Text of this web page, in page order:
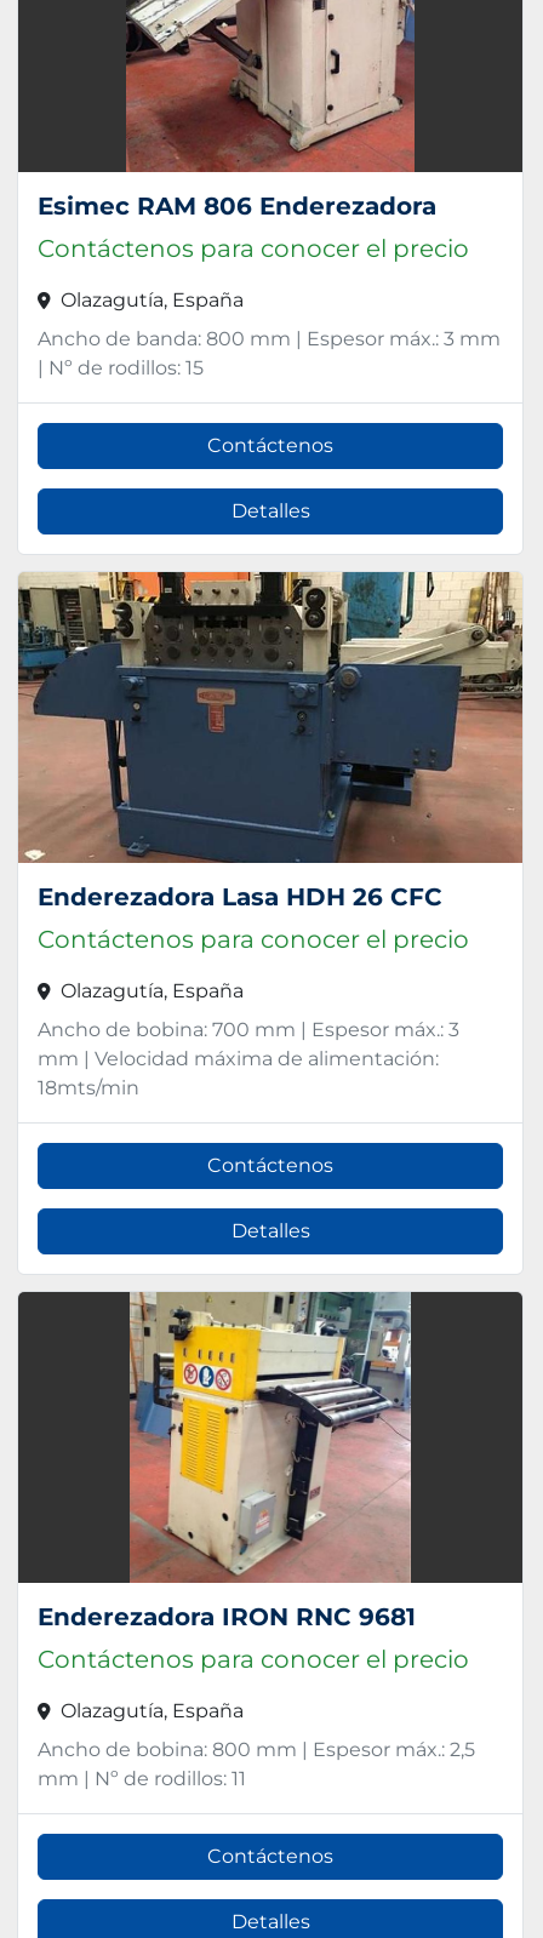
Esimec RAM 806 Enderezadora
Contáctenos para conocer el precio
Olazagutía, España
Ancho de banda: 800 mm | Espesor máx.: 3 mm
| Nº de rodillos: 15
Contáctenos
Detalles
Enderezadora Lasa HDH 26 CFC
Contáctenos para conocer el precio
Olazagutía, España
Ancho de bobina: 700 mm | Espesor máx.: 3
mm | Velocidad máxima de alimentación:
18mts/min
Contáctenos
Detalles
Enderezadora IRON RNC 9681
Contáctenos para conocer el precio
Olazagutía, España
Ancho de bobina: 800 mm | Espesor máx.: 2,5
mm | Nº de rodillos: 11
Contáctenos
Detalles